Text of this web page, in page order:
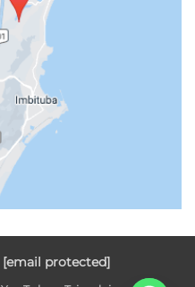
[email protected]